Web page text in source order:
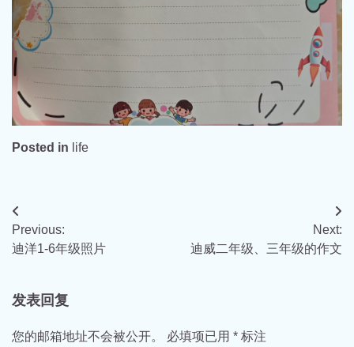
Posted in life
文
章
航
Previous:
迪洋1-6年级照片
Next:
迪威二年级、三年级的作文
发表回复
您的邮箱地址不会被公开。 必填项已用 * 标注